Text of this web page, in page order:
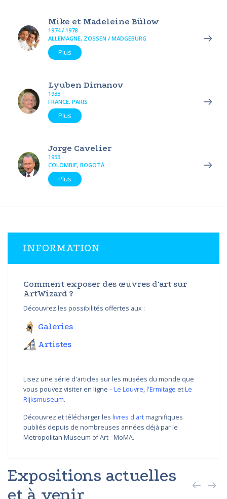
Mike et Madeleine Bülow
1974 / 1978
ALLEMAGNE, ZOSSEN / MADGEBURG
Plus
Lyuben Dimanov
1933
FRANCE, PARIS
Plus
Jorge Cavelier
1953
COLOMBIE, BOGOTÁ
Plus
INFORMATION
Comment exposer des œuvres d'art sur
ArtWizard ?
Découvrez les possibilités offertes aux :
Galeries
Artistes
Lisez une série d'articles sur les musées du monde que
vous pouvez visiter en ligne –Le Louvre,l'Ermitage etLe
Rijksmuseum.
Découvrez et télécharger les livres d'artmagnifiques
publiés depuis de nombreuses années déjà par le
Metropolitan Museum of Art - MoMA.
Expositions actuelles
et à venir